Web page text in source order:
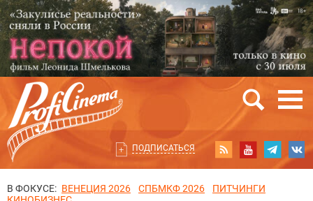
ПОДПИСАТЬСЯ
В ФОКУСЕ: ВЕНЕЦИЯ 2026 СПБМКФ 2026
ПИТЧИНГИ